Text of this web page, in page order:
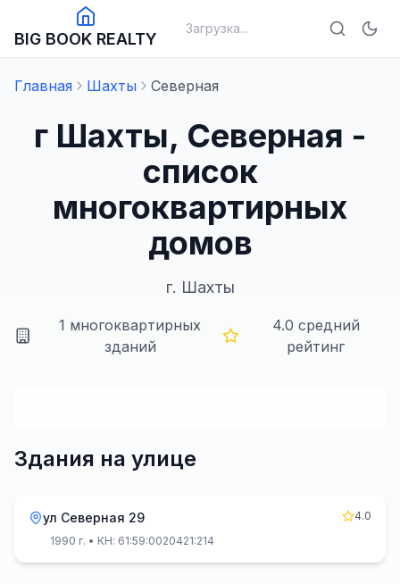
BIG BOOK REALTY
Загрузка...
Главная Шахты Северная
г Шахты, Северная -
список
многоквартирных
домов
г. Шахты
1 многоквартирных
зданий
4.0 средний
рейтинг
Здания на улице
ул Северная 29
4.0
1990 г. • КН: 61:59:0020421:214